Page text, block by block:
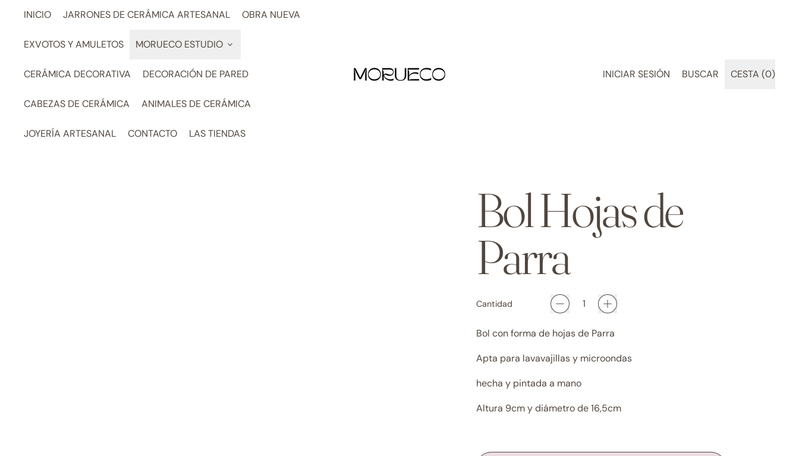
INICIO JARRONES DE CERÁMICA ARTESANAL OBRA NUEVA
EXVOTOS Y AMULETOS MORUECO ESTUDIO
CERÁMICA DECORATIVA DECORACIÓN DE PARED
CABEZAS DE CERÁMICA ANIMALES DE CERÁMICA
JOYERÍA ARTESANAL CONTACTO LAS TIENDAS
INICIAR SESIÓN
BUSCAR
BUSCAR CESTA (0)
ARTÍCULOS
Bol Hojas de
Parra
Cantidad
Bol con forma de hojas de Parra
Apta para lavavajillas y microondas
hecha y pintada a mano
Altura 9cm y diámetro de 16,5cm